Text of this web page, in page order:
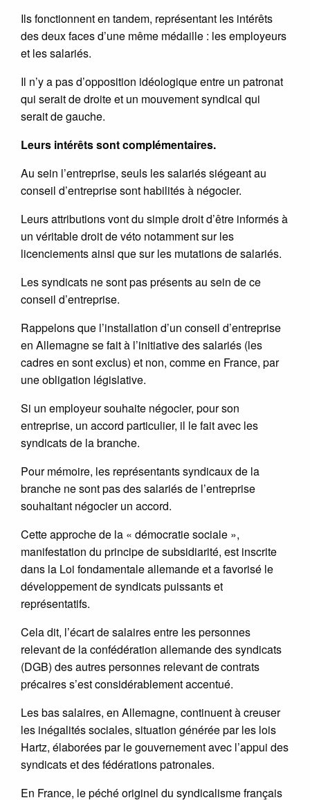
Ils fonctionnent en tandem, représentant les intérêts
des deux faces d’une même médaille : les employeurs
et les salariés.
Il n’y a pas d’opposition idéologique entre un patronat
qui serait de droite et un mouvement syndical qui
serait de gauche.
Leurs intérêts sont complémentaires.
Au sein l’entreprise, seuls les salariés siégeant au
conseil d’entreprise sont habilités à négocier.
Leurs attributions vont du simple droit d’être informés à
un véritable droit de véto notamment sur les
licenciements ainsi que sur les mutations de salariés.
Les syndicats ne sont pas présents au sein de ce
conseil d’entreprise.
Rappelons que l’installation d’un conseil d’entreprise
en Allemagne se fait à l’initiative des salariés (les
cadres en sont exclus) et non, comme en France, par
une obligation législative.
Si un employeur souhaite négocier, pour son
entreprise, un accord particulier, il le fait avec les
syndicats de la branche.
Pour mémoire, les représentants syndicaux de la
branche ne sont pas des salariés de l’entreprise
souhaitant négocier un accord.
Cette approche de la « démocratie sociale »,
manifestation du principe de subsidiarité, est inscrite
dans la Loi fondamentale allemande et a favorisé le
développement de syndicats puissants et
représentatifs.
Cela dit, l’écart de salaires entre les personnes
relevant de la confédération allemande des syndicats
(DGB) des autres personnes relevant de contrats
précaires s’est considérablement accentué.
Les bas salaires, en Allemagne, continuent à creuser
les inégalités sociales, situation générée par les lois
Hartz, élaborées par le gouvernement avec l’appui des
syndicats et des fédérations patronales.
En France, le péché originel du syndicalisme français